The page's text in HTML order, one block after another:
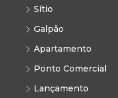
Sítio
Galpão
Apartamento
Ponto Comercial
Lançamento